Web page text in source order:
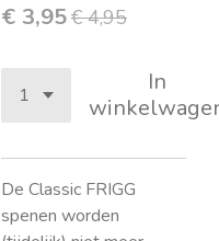
€ 3,95€ 4,95
In
De Classic FRIGG
spenen worden